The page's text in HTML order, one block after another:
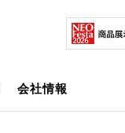
会社情報